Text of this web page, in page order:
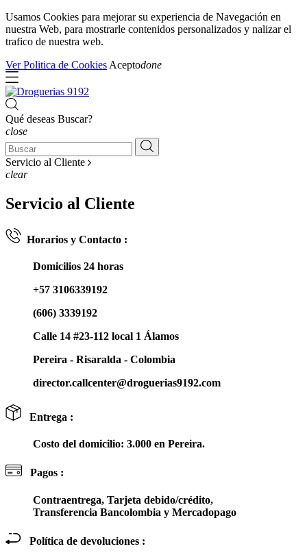
Usamos Cookies para mejorar su experiencia de Navegación en
nuestra Web, para mostrarle contenidos personalizados y nalizar el
trafico de nuestra web.
Ver Politica de Cookies Aceptodone
Qué deseas Buscar?
close
Servicio al Cliente
clear
Servicio al Cliente
Horarios y Contacto :
Domicilios 24 horas
+57 3106339192
(606) 3339192
Calle 14 #23-112 local 1 Álamos
Pereira - Risaralda - Colombia
director.callcenter@droguerias9192.com
Entrega :
Costo del domicilio: 3.000 en Pereira.
Pagos :
Contraentrega, Tarjeta debido/crédito,
Transferencia Bancolombia y Mercadopago
Política de devoluciones :